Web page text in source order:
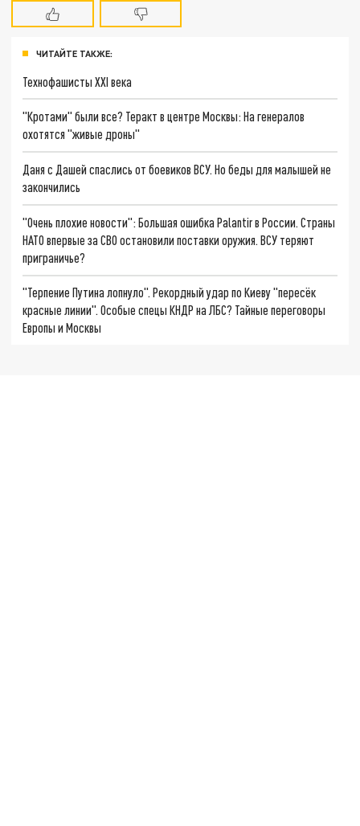
ЧИТАЙТЕ ТАКЖЕ:
Технофашисты XXI века
"Кротами" были все? Теракт в центре Москвы: На генералов
охотятся "живые дроны"
Даня с Дашей спаслись от боевиков ВСУ. Но беды для малышей не
закончились
"Очень плохие новости": Большая ошибка Palantir в России. Страны
НАТО впервые за СВО остановили поставки оружия. ВСУ теряют
приграничье?
"Терпение Путина лопнуло". Рекордный удар по Киеву "пересёк
красные линии". Особые спецы КНДР на ЛБС? Тайные переговоры
Европы и Москвы